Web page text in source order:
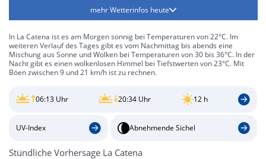
mehr Wetterinfos heute
In La Catena ist es am Morgen sonnig bei Temperaturen von 22°C. Im
weiteren Verlauf des Tages gibt es vom Nachmittag bis abends eine
Mischung aus Sonne und Wolken bei Temperaturen von 30 bis 36°C. In der
Nacht gibt es einen wolkenlosen Himmel bei Tiefstwerten von 23°C. Mit
Böen zwischen 9 und 21 km/h ist zu rechnen.
06:13 Uhr 20:34 Uhr 12 h
UV-Index Abnehmende Sichel
Stündliche Vorhersage La Catena